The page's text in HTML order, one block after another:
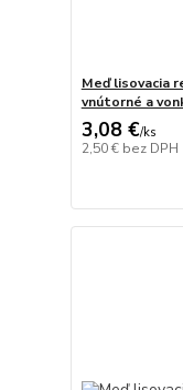
Meď lisovacia
vnútorné a
3,08 €/ks
2,50 € bez DPH